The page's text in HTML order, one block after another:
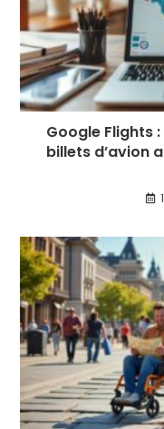
Google Flights
billets d’avion